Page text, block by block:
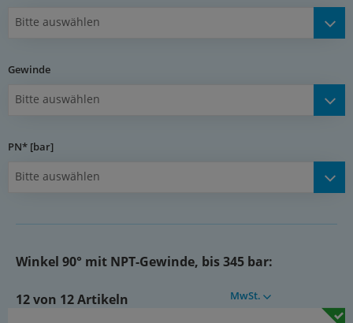
Bitte auswählen
Gewinde
Bitte auswählen
PN* [bar]
Bitte auswählen
Winkel 90° mit NPT-Gewinde, bis 345 bar:
12 von 12 Artikeln MwSt.